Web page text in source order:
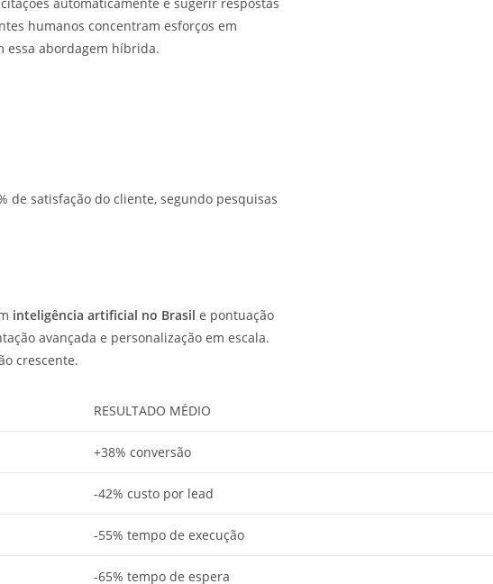
humanos concentram esforços em
essa abordagem híbrida.
de satisfação do cliente, segundo pesquisas
inteligência artificial no Brasil e pontuação
avançada e personalização em escala.
crescente.
RESULTADO MÉDIO
+38% conversão
-42% custo por lead
-55% tempo de execução
-65% tempo de espera